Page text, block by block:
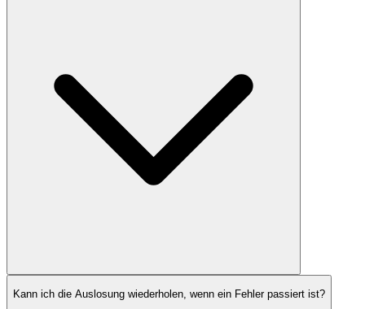
Kann ich die Auslosung wiederholen, wenn ein Fehler passiert ist?